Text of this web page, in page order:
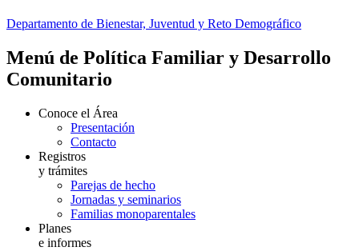
Departamento de Bienestar, Juventud y Reto Demográfico
Menú de Política Familiar y Desarrollo
Comunitario
Conoce el Área
Presentación
Contacto
Registros
y trámites
Parejas de hecho
Jornadas y seminarios
Familias monoparentales
Planes
e informes